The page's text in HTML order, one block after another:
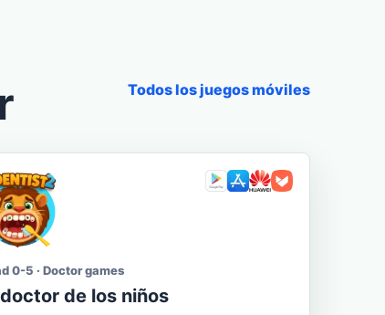
Todos los juegos móviles
0-5 · Doctor games
de los niños